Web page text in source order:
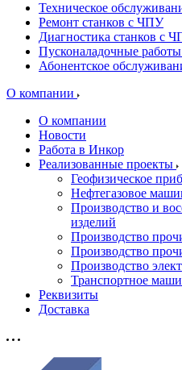
Техническое
Ремонт станков с ЧПУ
Диагностика станков с
Пусконаладочные
Абонентское
О компании
О компании
Новости
Работа в Инкор
Реализованные проекты
Геофизическое
Нефтегазовое
Производство и
изделий
Производство
Производство
Производство
Транспортное
Реквизиты
Доставка